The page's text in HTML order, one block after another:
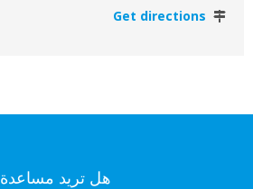
Get directions
هل تريد مساعدة؟